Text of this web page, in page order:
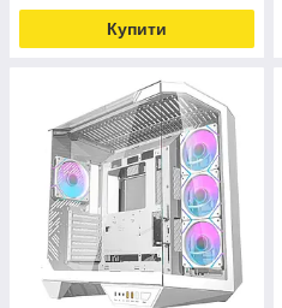
Купити